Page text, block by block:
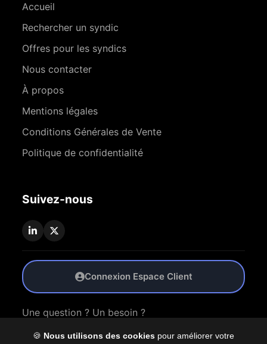
🍪 Nous utilisons des cookies pour améliorer votre
Accueil
Rechercher un syndic
Offres pour les syndics
Nous contacter
À propos
Mentions légales
Conditions Générales de Vente
Politique de confidentialité
Suivez-nous
Connexion Espace Client
Une question ? Un besoin ?
Nous Contacter